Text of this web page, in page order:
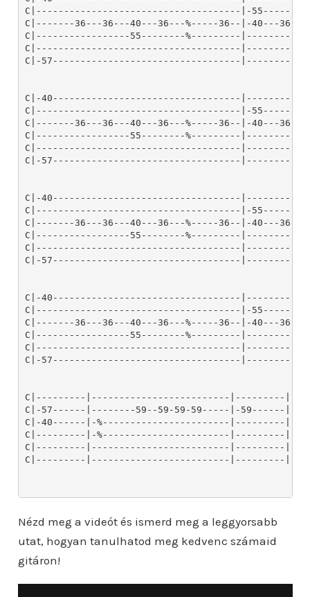
Nézd meg a videót és ismerd meg a leggyorsabb
utat, hogyan tanulhatod meg kedvenc számaid
gitáron!